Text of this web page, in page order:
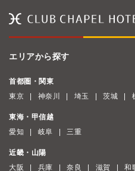
エリアから探す
首都圏・関東
東京
神奈川 埼玉 茨城
東海・甲信越
愛知
岐阜 三重
近畿・山陽
大阪
兵庫 奈良 滋賀 和